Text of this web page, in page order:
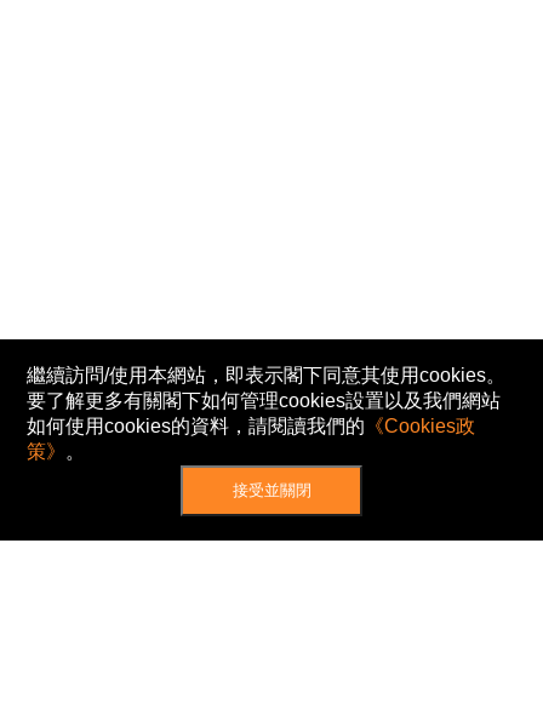
繼續訪問/使用本網站，即表示閣下同意其使用cookies。
要了解更多有關閣下如何管理cookies設置以及我們網站
如何使用cookies的資料，請閱讀我們的 《Cookies政
策》 。
接受並關閉